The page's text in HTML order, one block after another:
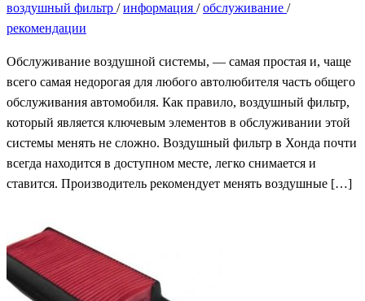
воздушный фильтр /информация /обслуживание /
рекомендации
Обслуживание воздушной системы, — самая простая и, чаще
всего самая недорогая для любого автолюбителя часть общего
обслуживания автомобиля. Как правило, воздушный фильтр,
который является ключевым элементов в обслуживании этой
системы менять не сложно. Воздушный фильтр в Хонда почти
всегда находится в доступном месте, легко снимается и
ставится. Производитель рекомендует менять воздушные […]